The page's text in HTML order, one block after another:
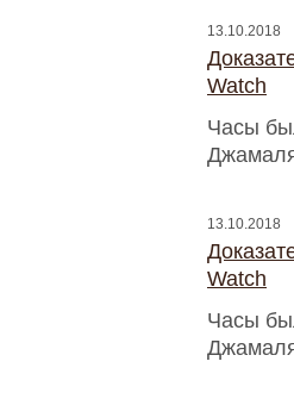
13.10.2018
Watch
Часы
13.10.2018
Watch
Часы